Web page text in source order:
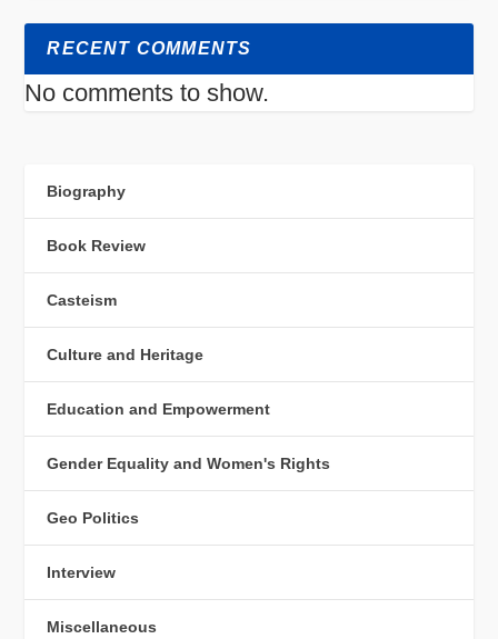
RECENT COMMENTS
No comments to show.
Biography
Book Review
Casteism
Culture and Heritage
Education and Empowerment
Gender Equality and Women's Rights
Geo Politics
Interview
Miscellaneous